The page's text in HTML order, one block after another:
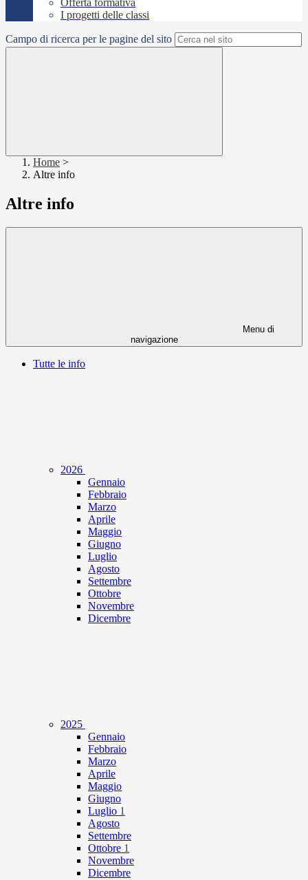
Offerta formativa
I progetti delle classi
Campo di ricerca per le pagine del sito
Home >
Altre info
Altre info
Menu di
navigazione
Tutte le info
2026
Gennaio
Febbraio
Marzo
Aprile
Maggio
Giugno
Luglio
Agosto
Settembre
Ottobre
Novembre
Dicembre
2025
Gennaio
Febbraio
Marzo
Aprile
Maggio
Giugno
Luglio 1
Agosto
Settembre
Ottobre 1
Novembre
Dicembre